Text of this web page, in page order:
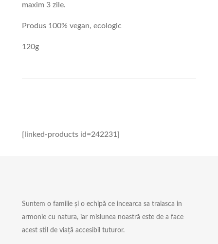
maxim 3 zile.
Produs 100% vegan, ecologic
120g
[linked-products id=242231]
Suntem o familie și o echipă ce incearca sa traiasca in
armonie cu natura, iar misiunea noastră este de a face
acest stil de viață accesibil tuturor.